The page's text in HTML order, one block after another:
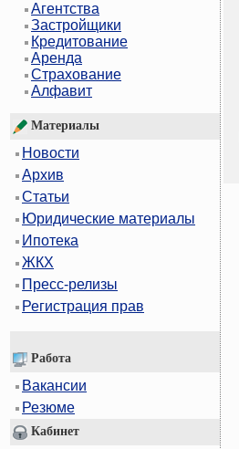
Агентства
Застройщики
Кредитование
Аренда
Страхование
Алфавит
Материалы
Новости
Архив
Статьи
Юридические материалы
Ипотека
ЖКХ
Пресс-релизы
Регистрация прав
Работа
Вакансии
Резюме
Кабинет